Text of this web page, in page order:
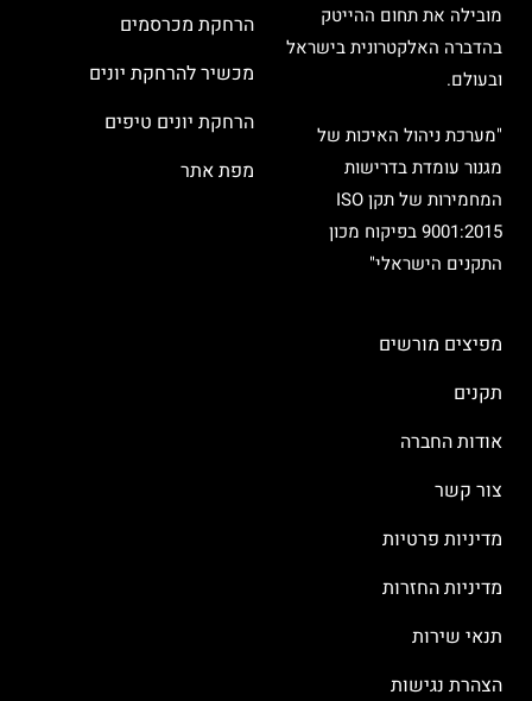
מובילה את תחום ההייטק
בהדברה האלקטרונית בישראל
ובעולם.
"מערכת ניהול האיכות של
מגנור עומדת בדרישות
המחמירות של תקן ISO
9001:2015 בפיקוח מכון
התקנים הישראלי"
הרחקת מכרסמים
מכשיר להרחקת יונים
הרחקת יונים טיפים
מפת אתר
מפיצים מורשים
תקנים
אודות החברה
צור קשר
מדיניות פרטיות
מדיניות החזרות
תנאי שירות
הצהרת נגישות